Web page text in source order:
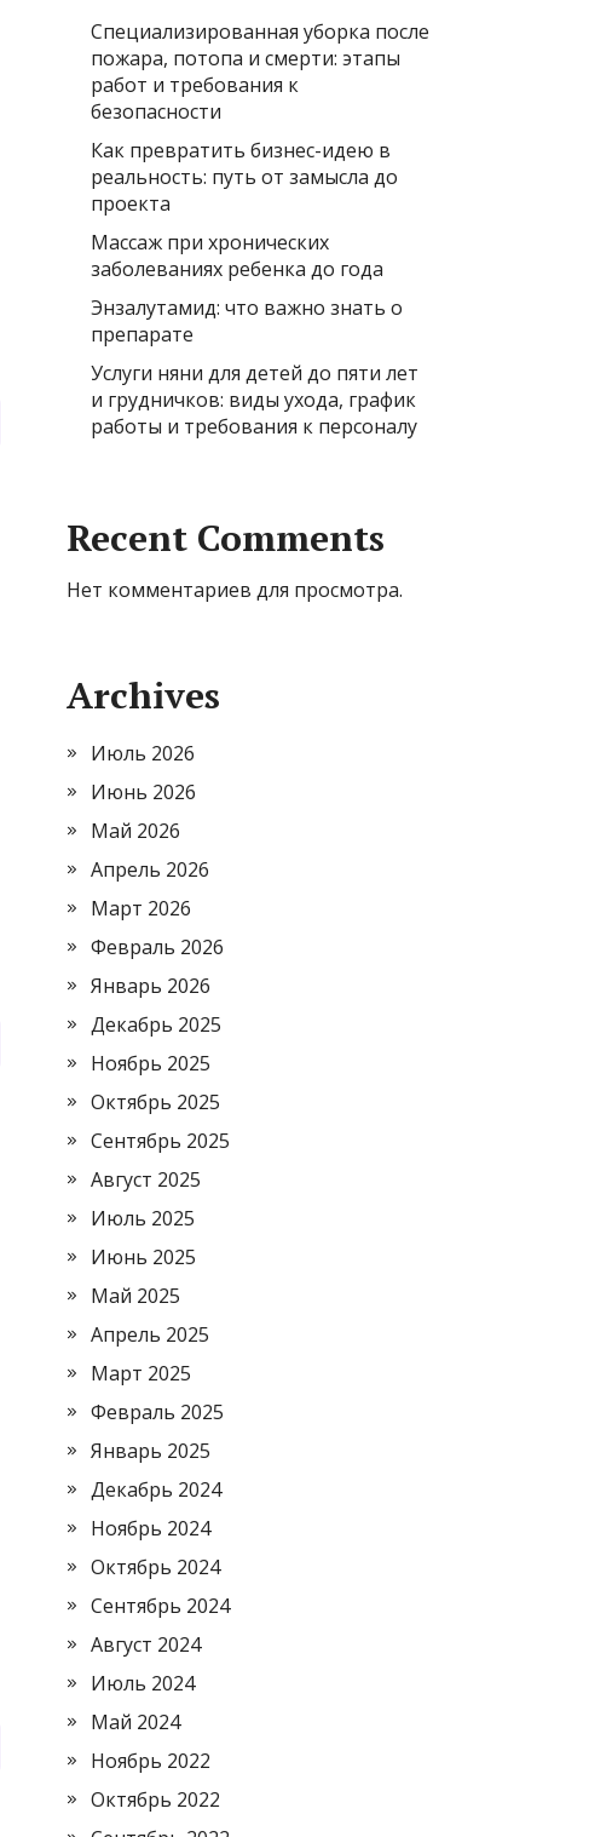
Специализированная уборка после
пожара, потопа и смерти: этапы
работ и требования к
безопасности
Как превратить бизнес-идею в
реальность: путь от замысла до
проекта
Массаж при хронических
заболеваниях ребенка до года
Энзалутамид: что важно знать о
препарате
Услуги няни для детей до пяти лет
и грудничков: виды ухода, график
работы и требования к персоналу
Recent Comments
Нет комментариев для просмотра.
Archives
Июль 2026
Июнь 2026
Май 2026
Апрель 2026
Март 2026
Февраль 2026
Январь 2026
Декабрь 2025
Ноябрь 2025
Октябрь 2025
Сентябрь 2025
Август 2025
Июль 2025
Июнь 2025
Май 2025
Апрель 2025
Март 2025
Февраль 2025
Январь 2025
Декабрь 2024
Ноябрь 2024
Октябрь 2024
Сентябрь 2024
Август 2024
Июль 2024
Май 2024
Ноябрь 2022
Октябрь 2022